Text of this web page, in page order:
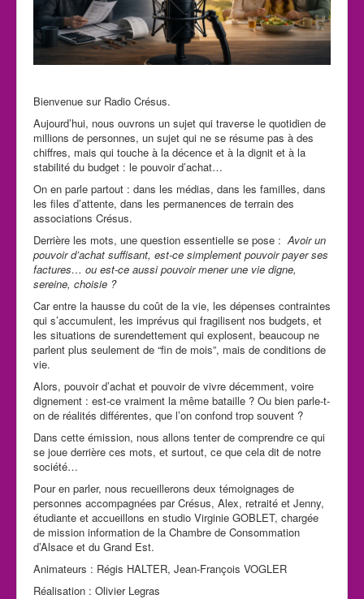
Bienvenue sur Radio Crésus.
Aujourd’hui, nous ouvrons un sujet qui traverse le quotidien de
millions de personnes, un sujet qui ne se résume pas à des
chiffres, mais qui touche à la décence et à la dignit et à la
stabilité du budget : le pouvoir d’achat…
On en parle partout : dans les médias, dans les familles, dans
les files d’attente, dans les permanences de terrain des
associations Crésus.
Derrière les mots, une question essentielle se pose :Avoir un
pouvoir d’achat suffisant, est-ce simplement pouvoir payer ses
factures… ou est-ce aussi pouvoir mener une vie digne,
sereine, choisie ?
Car entre la hausse du coût de la vie, les dépenses contraintes
qui s’accumulent, les imprévus qui fragilisent nos budgets, et
les situations de surendettement qui explosent, beaucoup ne
parlent plus seulement de “fin de mois”, mais de conditions de
vie.
Alors, pouvoir d’achat et pouvoir de vivre décemment, voire
dignement : est-ce vraiment la même bataille ? Ou bien parle-t-
on de réalités différentes, que l’on confond trop souvent ?
Dans cette émission, nous allons tenter de comprendre ce qui
se joue derrière ces mots, et surtout, ce que cela dit de notre
société…
Pour en parler, nous recueillerons deux témoignages de
personnes accompagnées par Crésus, Alex, retraité et Jenny,
étudiante et accueillons en studio Virginie GOBLET, chargée
de mission information de la Chambre de Consommation
d’Alsace et du Grand Est.
Animateurs : Régis HALTER, Jean-François VOGLER
Réalisation : Olivier Legras